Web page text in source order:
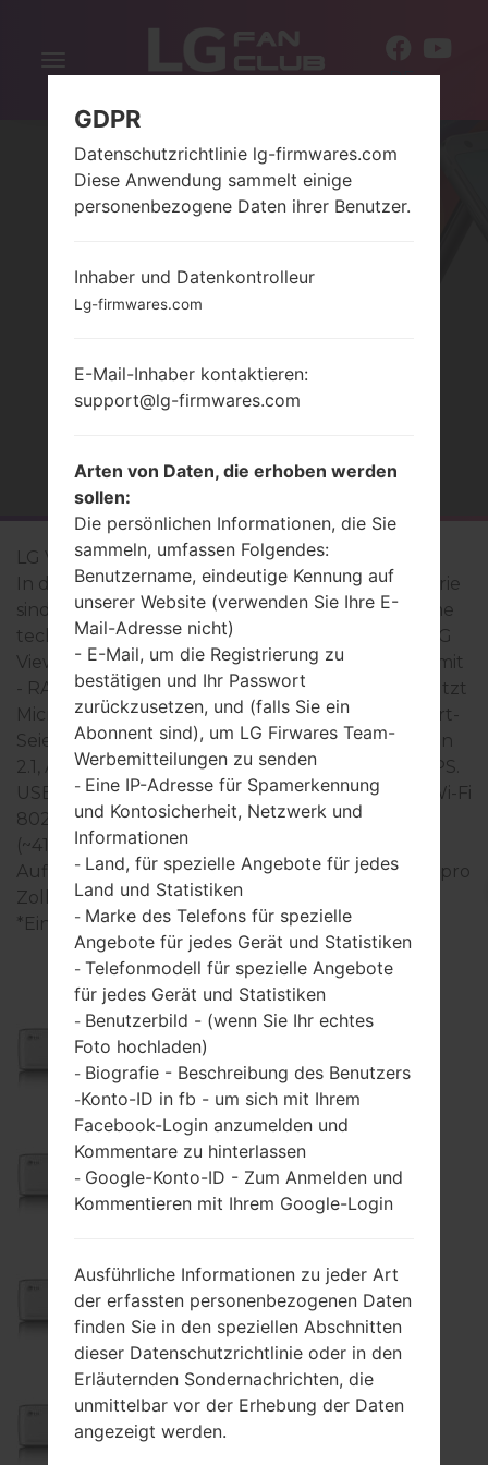
Navigation
DE
SMART
Startseite → Serie LG Viewty Smart
LG Viewty Smart
In der Regel, die Geräte der LG Viewty Smart- Serie
sind ähnlich im Aussehen und haben gemeinsame
technische Eigenschaften. Die Modellreihe der LG
Viewty Smart- Serie arbeitet auf der Basis des - - mit
- RAM hat. Interner Speicher 1.5GB und unterstützt
MicroSD zu 32GB. Die Geräte der LG Viewty Smart-
Seie haben - und unterstützen Bluetooth Version
2.1, A2DP, auch gibt es die Technologie GPS A-GPS.
USB-Anschluss unterstützt USB 2.0, und auch Wi-Fi
802.11b/g. In dieser Serie wird das Display 3.0 in
(~41.9% Bildschirm zu Körper Verhältnis) mit der
Auflösung 480 x 800 Pixel (~311 Dichte der Pixel pro
Zoll) verwendet, der Bildschirmtyp TFT.
*Einige Daten können variieren.
GC900
GC900E
GC900F
GC900FGO
GDPR
Datenschutzrichtlinie lg-firmwares.com
Diese Anwendung sammelt einige
personenbezogene Daten ihrer Benutzer.
Inhaber und Datenkontrolleur
Lg-firmwares.com
E-Mail-Inhaber kontaktieren:
support@lg-firmwares.com
Arten von Daten, die erhoben werden
sollen:
Die persönlichen Informationen, die Sie
sammeln, umfassen Folgendes:
Benutzername, eindeutige Kennung auf
unserer Website (verwenden Sie Ihre E-
Mail-Adresse nicht)
- E-Mail, um die Registrierung zu
bestätigen und Ihr Passwort
zurückzusetzen, und (falls Sie ein
Abonnent sind), um LG Firwares Team-
Werbemitteilungen zu senden
- Eine IP-Adresse für Spamerkennung
und Kontosicherheit, Netzwerk und
Informationen
- Land, für spezielle Angebote für jedes
Land und Statistiken
- Marke des Telefons für spezielle
Angebote für jedes Gerät und Statistiken
- Telefonmodell für spezielle Angebote
für jedes Gerät und Statistiken
- Benutzerbild - (wenn Sie Ihr echtes
Foto hochladen)
- Biografie - Beschreibung des Benutzers
-Konto-ID in fb - um sich mit Ihrem
Facebook-Login anzumelden und
Kommentare zu hinterlassen
- Google-Konto-ID - Zum Anmelden und
Kommentieren mit Ihrem Google-Login
Ausführliche Informationen zu jeder Art
der erfassten personenbezogenen Daten
finden Sie in den speziellen Abschnitten
dieser Datenschutzrichtlinie oder in den
Erläuternden Sondernachrichten, die
unmittelbar vor der Erhebung der Daten
angezeigt werden.